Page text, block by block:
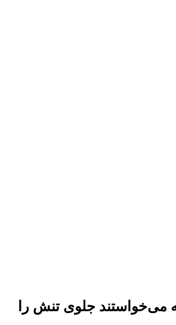
می‌خواستند جلوی تنش را